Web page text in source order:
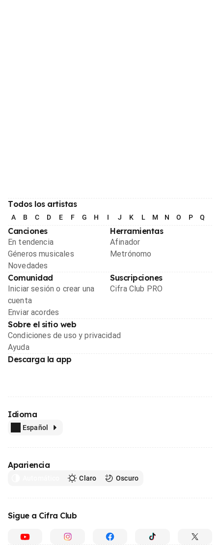
Todos los artistas
A B C D E F G H I J K L M N O P Q
Canciones
En tendencia
Géneros musicales
Novedades
Herramientas
Afinador
Metrónomo
Comunidad
Iniciar sesión o crear una
cuenta
Enviar acordes
Suscripciones
Cifra Club PRO
Sobre el sitio web
Condiciones de uso y privacidad
Ayuda
Descarga la app
Idioma
Español
Apariencia
Claro Oscuro
Sigue a Cifra Club